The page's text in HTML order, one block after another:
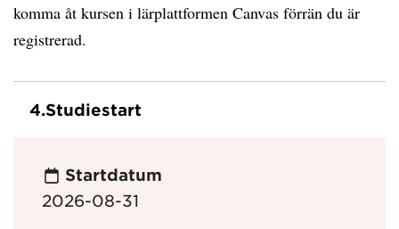
komma åt kursen i lärplattformen Canvas förrän du är
registrerad.
4.Studiestart
Startdatum
2026-08-31